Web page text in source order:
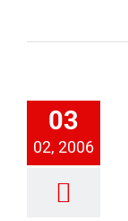
03
02, 2006